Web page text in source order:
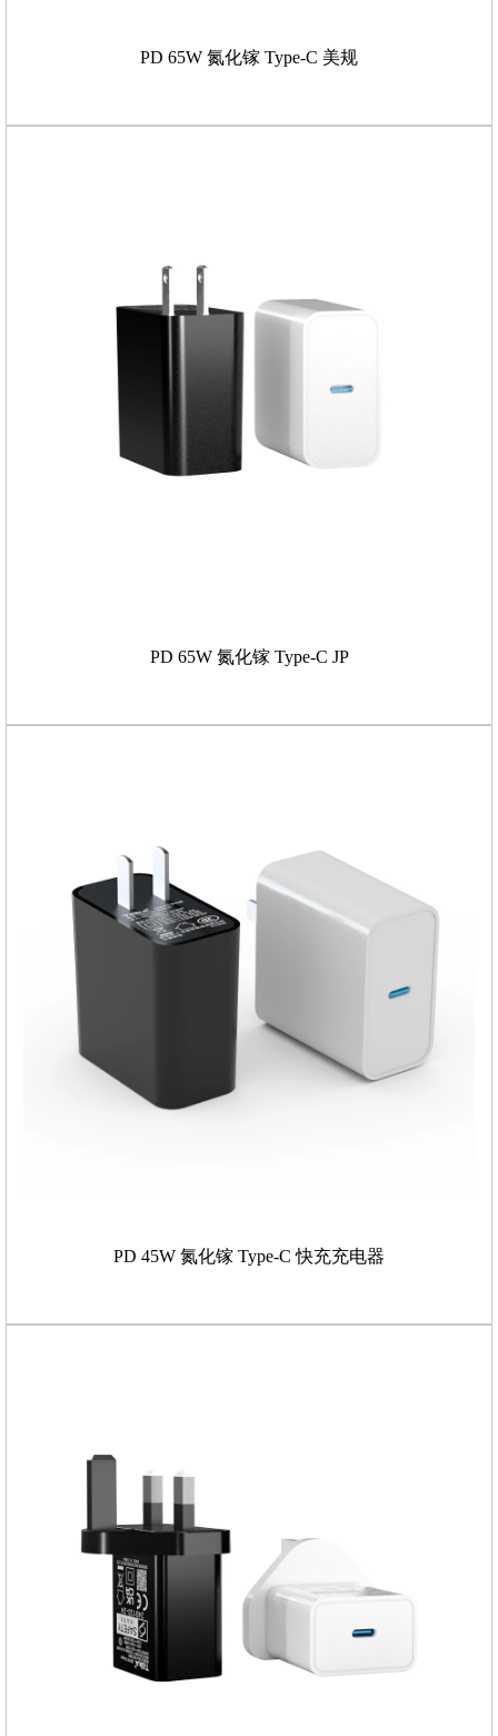
PD 65W 氮化镓 Type-C 美规
PD 65W 氮化镓 Type-C JP
PD 45W 氮化镓 Type-C 快充充电器